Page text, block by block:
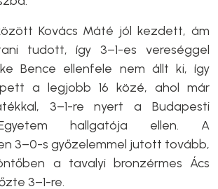
Kovács Máté jól kezdett, ám
tudott, így 3–1-es vereséggel
Bence ellenfele nem állt ki, így
a legjobb 16 közé, ahol már
3–1-re nyert a Budapesti
hallgatója ellen. A
3–0-s győzelemmel jutott tovább,
a tavalyi bronzérmes Ács
3–1-re.